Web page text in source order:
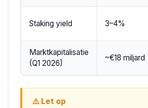
Staking yield 3–4%
Marktkapitalisatie
(Q1 2026)
~€18 miljard
⚠️ Let op